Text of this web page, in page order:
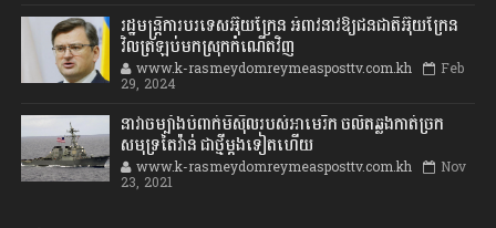
រដ្ឋមន្ត្រីការបរទេសអ៊ុយក្រែន អំពាវនាវឱ្យជនជាតិអ៊ុយក្រែន
វិលត្រឡប់មកស្រុកកំណើតវិញ
www.k-rasmeydomreymeasposttv.com.kh Feb
29, 2024
នាវាចម្បាំងបំពាក់មីស៊ីលរបស់អាមេរិក ចល័តឆ្លងកាត់ច្រក
សមុទ្រតៃវ៉ាន់ ជាថ្មីម្តងទៀតហើយ
www.k-rasmeydomreymeasposttv.com.kh Nov
23, 2021